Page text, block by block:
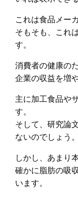
これは食品メー
そもそも、これ
す。
消費者の健康の
企業の収益を増
主に加工食品や
す。
そして、研究論
ないのでしょう。
しかし、あまり
確かに脂肪の吸
います。